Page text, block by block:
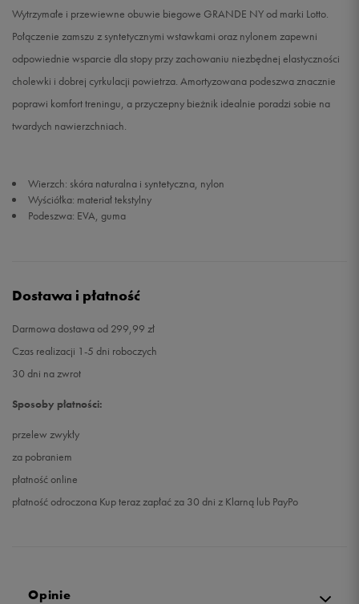
43 27,3 cm Powiadom o dostępności
44 28 cm Powiadom o dostępności
45 28,7 cm
Wytrzymałe i przewiewne obuwie biegowe GRANDE NY od marki Lotto.
Połączenie zamszu z syntetycznymi wstawkami oraz nylonem zapewni
odpowiednie wsparcie dla stopy przy zachowaniu niezbędnej elastyczności
cholewki i dobrej cyrkulacji powietrza. Amortyzowana podeszwa znacznie
poprawi komfort treningu, a przyczepny bieżnik idealnie poradzi sobie na
twardych nawierzchniach.
Wierzch: skóra naturalna i syntetyczna, nylon
Wyściółka: materiał tekstylny
Podeszwa: EVA, guma
Dostawa i płatność
Darmowa dostawa od 299,99 zł
Czas realizacji 1-5 dni roboczych
30 dni na zwrot
Sposoby płatności:
przelew zwykły
za pobraniem
płatność online
płatność odroczona Kup teraz zapłać za 30 dni z Klarną lub PayPo
Opinie